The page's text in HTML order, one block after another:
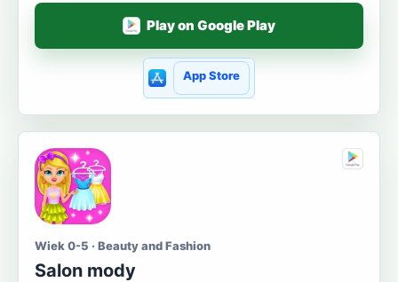
Play on Google Play
App Store
Wiek 0-5 · Beauty and Fashion
Salon mody